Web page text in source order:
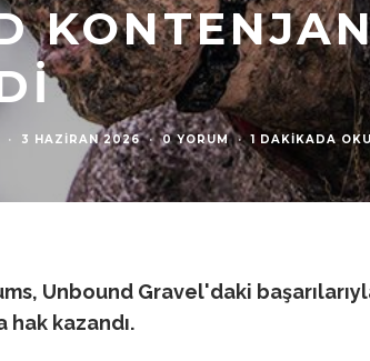
· 3 HAZIRAN 2026 · 0 YORUM · 1 DAKIKADA
Unbound Gravel'daki
kazandı.